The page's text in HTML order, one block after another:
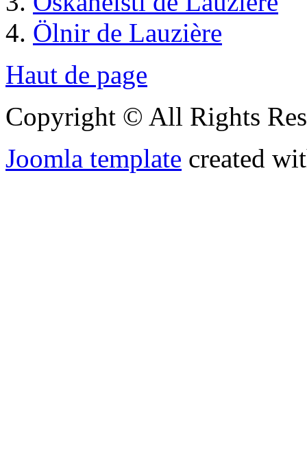
Ölnir de Lauzière
Haut de page
Copyright © All Rights
Joomla template created